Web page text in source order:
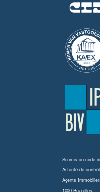
Soumis au code
Autorité de
Agents
1000 Bruxelles.